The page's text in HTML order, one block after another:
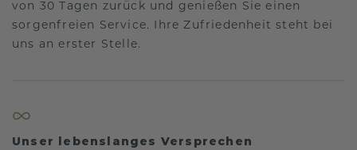
von 30 Tagen zurück und genießen Sie einen
sorgenfreien Service. Ihre Zufriedenheit steht bei
uns an erster Stelle.
Unser lebenslanges Versprechen